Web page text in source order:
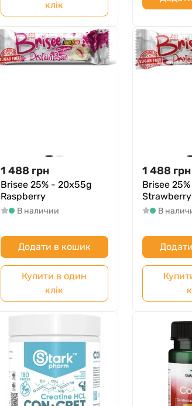
клік
1 488 грн
Brisee 25% - 20х55g
Raspberry
В наличии
Додати в кошик
Купити в один
клік
1 488 грн
Brisee
Strawberry
В